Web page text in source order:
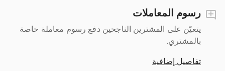
رسوم المعاملات
يتعيّن على المشترين الناجحين دفع رسوم معاملة خاصة
بالمشتري.
تفاصيل إضافية